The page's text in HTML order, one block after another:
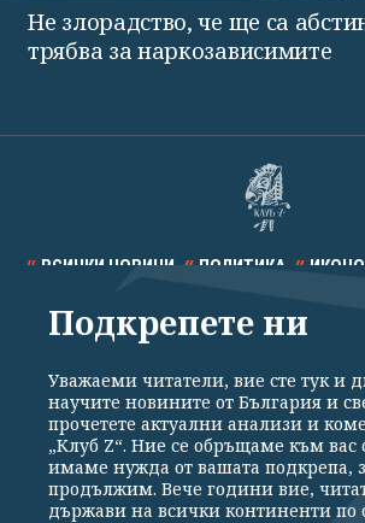
Не злорадство, че ще са
трябва за наркозависимите
ВСИЧКИ НОВИНИ ПОЛИТИКА
СПОРТ КУЛТУРА ТЕХНОЛОГИИ
Общи условия Политика за
Подкрепете ни
Уважаеми читатели, вие сте тук и
научите новините от България и
прочетете актуални анализи и
„Клуб Z“. Ние се обръщаме към вас
имаме нужда от вашата подкрепа,
продължим. Вече години вие,
държави на всички континенти по